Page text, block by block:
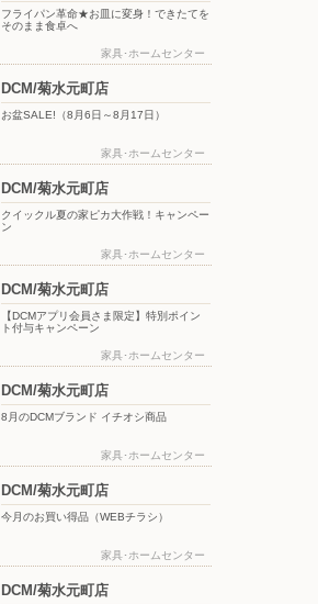
フライパン革命★お皿に変身！できたてを
そのまま食卓へ
家具･ホームセンター
DCM/菊水元町店
お盆SALE!（8月6日～8月17日）
家具･ホームセンター
DCM/菊水元町店
クイックル夏の家ピカ大作戦！キャンペー
ン
家具･ホームセンター
DCM/菊水元町店
【DCMアプリ会員さま限定】特別ポイン
ト付与キャンペーン
家具･ホームセンター
DCM/菊水元町店
8月のDCMブランド イチオシ商品
家具･ホームセンター
DCM/菊水元町店
今月のお買い得品（WEBチラシ）
家具･ホームセンター
DCM/菊水元町店